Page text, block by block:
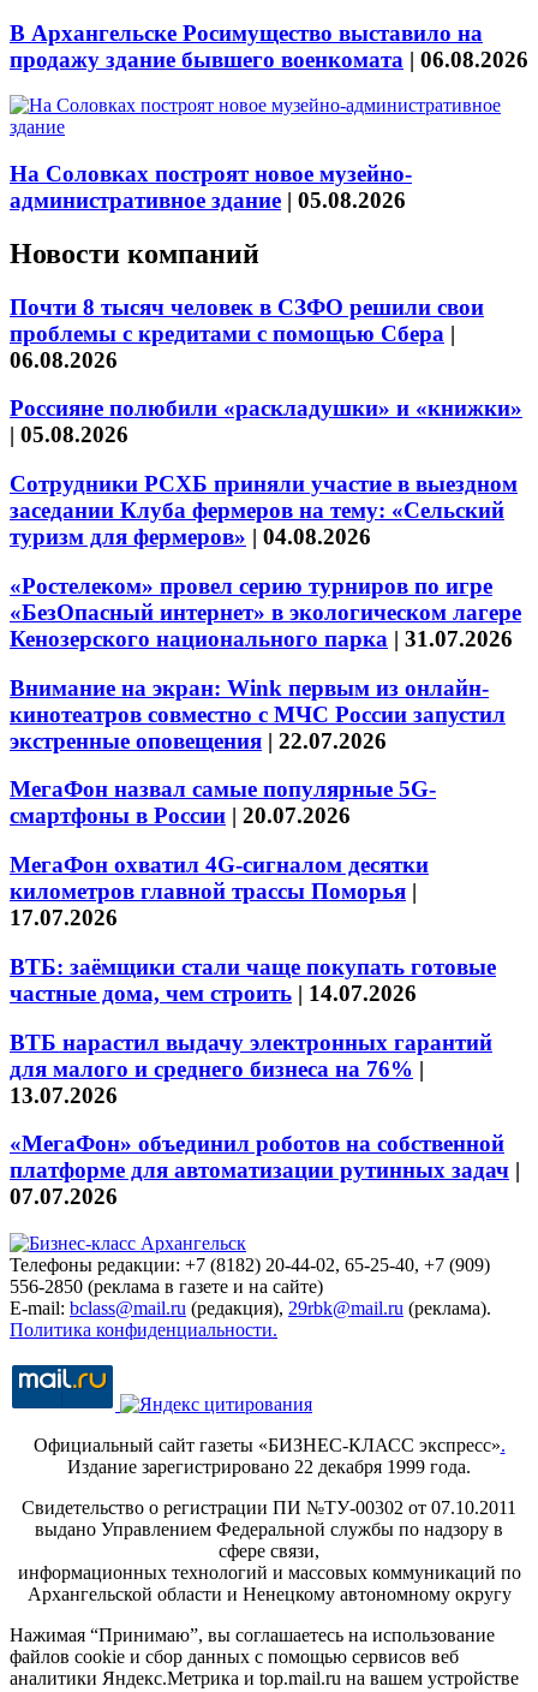
В Архангельске Росимущество выставило на
продажу здание бывшего военкомата | 06.08.2026
На Соловках построят новое музейно-
административное здание | 05.08.2026
Новости компаний
Почти 8 тысяч человек в СЗФО решили свои
проблемы с кредитами с помощью Сбера |
06.08.2026
Россияне полюбили «раскладушки» и «книжки»
| 05.08.2026
Сотрудники РСХБ приняли участие в выездном
заседании Клуба фермеров на тему: «Сельский
туризм для фермеров» | 04.08.2026
«Ростелеком» провел серию турниров по игре
«БезОпасный интернет» в экологическом лагере
Кенозерского национального парка | 31.07.2026
Внимание на экран: Wink первым из онлайн-
кинотеатров совместно с МЧС России запустил
экстренные оповещения | 22.07.2026
МегаФон назвал самые популярные 5G-
смартфоны в России | 20.07.2026
МегаФон охватил 4G-сигналом десятки
километров главной трассы Поморья |
17.07.2026
ВТБ: заёмщики стали чаще покупать готовые
частные дома, чем строить | 14.07.2026
ВТБ нарастил выдачу электронных гарантий
для малого и среднего бизнеса на 76% |
13.07.2026
«МегаФон» объединил роботов на собственной
платформе для автоматизации рутинных задач |
07.07.2026
Телефоны редакции: +7 (8182) 20-44-02, 65-25-40, +7 (909)
556-2850 (реклама в газете и на сайте)
E-mail: bclass@mail.ru (редакция), 29rbk@mail.ru (реклама).
Политика конфиденциальности.
Официальный сайт газеты «БИЗНЕС-КЛАСС экспресс».
Издание зарегистрировано 22 декабря 1999 года.
Свидетельство о регистрации ПИ №ТУ-00302 от 07.10.2011
выдано Управлением Федеральной службы по надзору в
сфере связи,
информационных технологий и массовых коммуникаций по
Архангельской области и Ненецкому автономному округу
Нажимая “Принимаю”, вы соглашаетесь на использование
файлов cookie и сбор данных с помощью сервисов веб
аналитики Яндекс.Метрика и top.mail.ru на вашем устройстве